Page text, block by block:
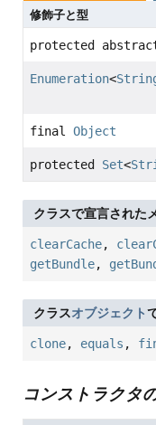
修飾子と型
protected
Enumeration<
finalObject
protected Set<
クラスで宣言された
clearCache,
getBundle,
クラスオブジェクト
clone, equals ,
コンストラクタ